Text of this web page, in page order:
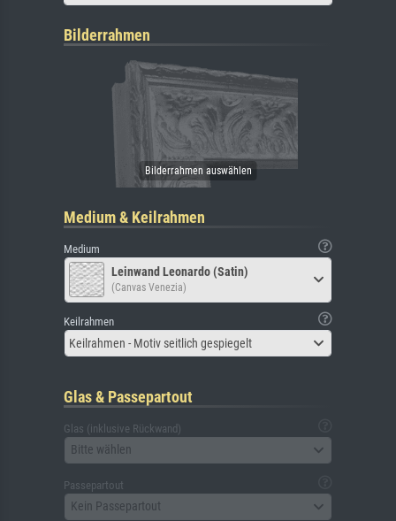
Bilderrahmen
Medium & Keilrahmen
Medium
Leinwand Leonardo (Satin)
(Canvas Venezia)
Keilrahmen
Keilrahmen - Motiv seitlich gespiegelt
Glas & Passepartout
Glas (inklusive Rückwand)
Bitte wählen
Passepartout
Kein Passepartout